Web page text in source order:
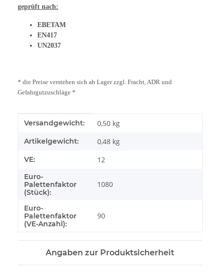
geprüft nach:
EBETAM
EN417
UN2037
* die Preise verstehen sich ab Lager zzgl. Fracht, ADR und
Gefahrgutzuschläge *
Produkteigenschaft
Wert
Versandgewicht: 0,50 kg
Artikelgewicht: 0,48 kg
VE: 12
Euro-
Palettenfaktor
(Stück):
1080
Euro-
Palettenfaktor
(VE-Anzahl):
90
Angaben zur Produktsicherheit